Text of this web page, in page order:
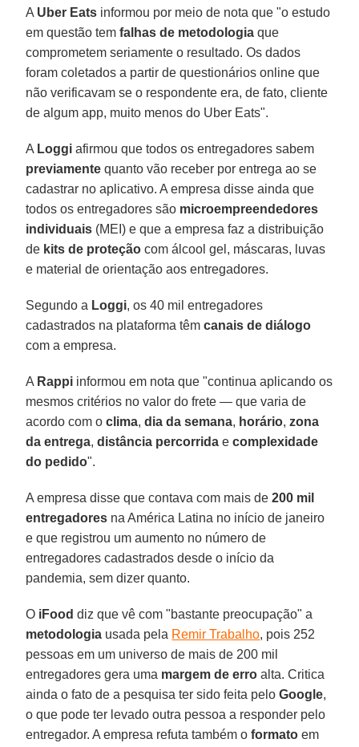
A Uber Eats informou por meio de nota que "o estudo
em questão temfalhas de metodologia que
comprometem seriamente o resultado. Os dados
foram coletados a partir de questionários online que
não verificavam se o respondente era, de fato, cliente
de algum app, muito menos do Uber Eats".
A Loggi afirmou que todos os entregadores sabem
previamente quanto vão receber por entrega ao se
cadastrar no aplicativo. A empresa disse ainda que
todos os entregadores são microempreendedores
individuais (MEI) e que a empresa faz a distribuição
de kits de proteção com álcool gel, máscaras, luvas
e material de orientação aos entregadores.
Segundo a Loggi, os 40 mil entregadores
cadastrados na plataforma têmcanais de diálogo
com a empresa.
A Rappi informou em nota que "continua aplicando os
mesmos critérios no valor do frete — que varia de
acordo com oclima,dia da semana, horário,zona
da entrega,distância percorrida ecomplexidade
do pedido".
A empresa disse que contava com mais de200 mil
entregadores na América Latina no início de janeiro
e que registrou um aumento no número de
entregadores cadastrados desde o início da
pandemia, sem dizer quanto.
O iFood diz que vê com "bastante preocupação" a
metodologia usada pela Remir Trabalho, pois 252
pessoas em um universo de mais de 200 mil
entregadores gera uma margem de erro alta. Critica
ainda o fato de a pesquisa ter sido feita peloGoogle,
o que pode ter levado outra pessoa a responder pelo
entregador. A empresa refuta também oformato em